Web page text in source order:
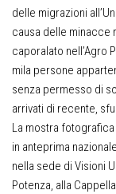
delle migrazioni
causa delle minacce
caporalato nell’Agro
mila persone
senza permesso di
arrivati di recente,
La mostra
in anteprima
nella sede di Visioni
Potenza, alla